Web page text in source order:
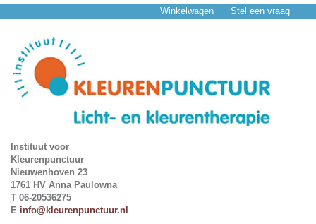
Winkelwagen Stel een vraag
Instituut voor
Kleurenpunctuur
Nieuwenhoven 23
1761 HV Anna Paulowna
T 06-20536275
E info@kleurenpunctuur.nl